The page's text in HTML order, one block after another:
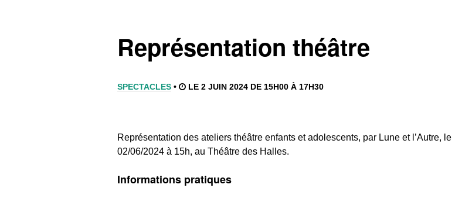
Représentation théâtre
SPECTACLES• LE 2 JUIN 2024 DE 15H00 À 17H30
Représentation des ateliers théâtre enfants et adolescents, par Lune et l’Autre, le
02/06/2024 à 15h, au Théâtre des Halles.
Informations pratiques